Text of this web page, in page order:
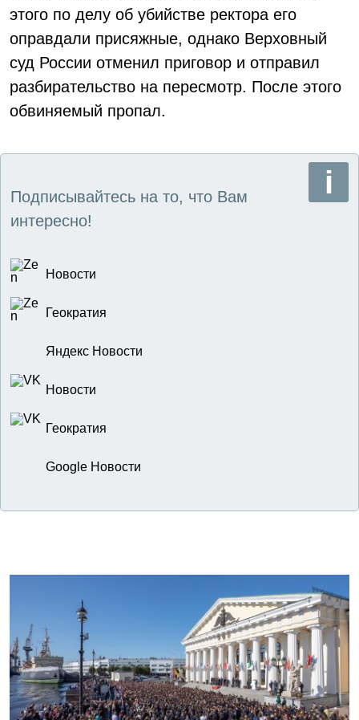
этого по делу об убийстве ректора его
оправдали присяжные, однако Верховный
суд России отменил приговор и отправил
разбирательство на пересмотр. После этого
обвиняемый пропал.
Подписывайтесь на то, что Вам
интересно!
Новости
Геократия
Яндекс Новости
Новости
Геократия
Google Новости